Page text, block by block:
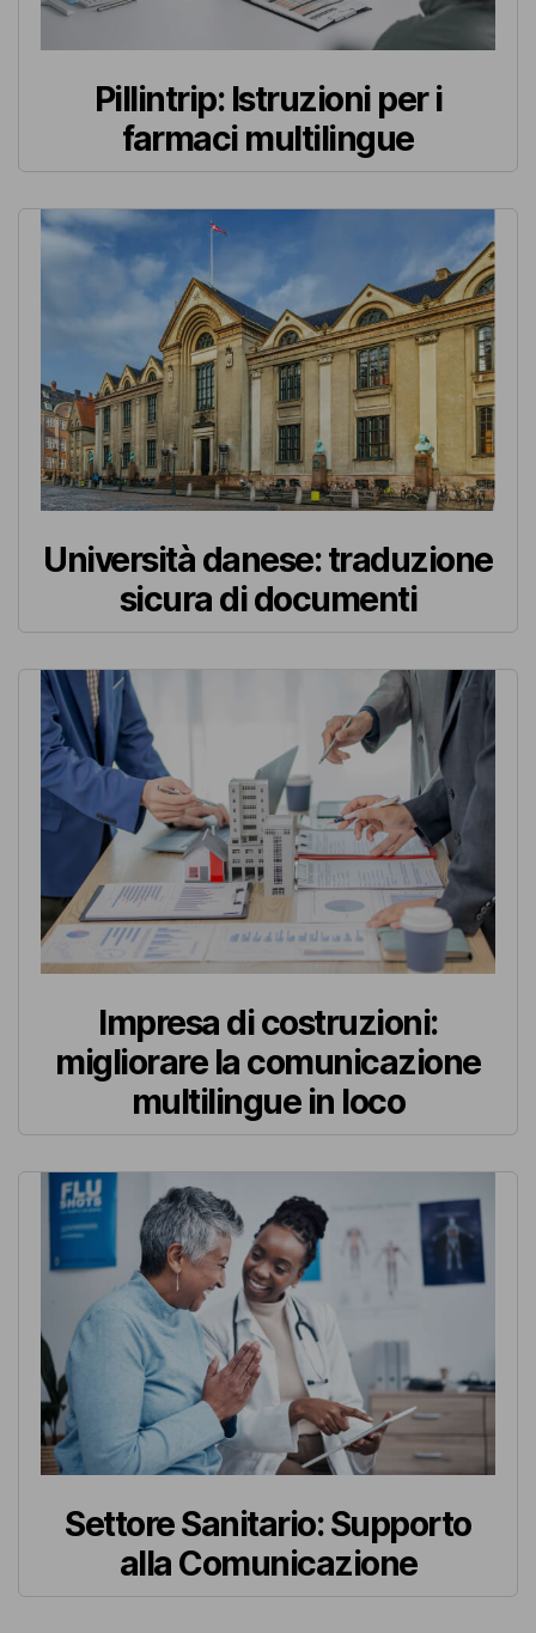
Pillintrip: Istruzioni per i
farmaci multilingue
Università danese: traduzione
sicura di documenti
Impresa di costruzioni:
migliorare la comunicazione
multilingue in loco
Settore Sanitario: Supporto
alla Comunicazione